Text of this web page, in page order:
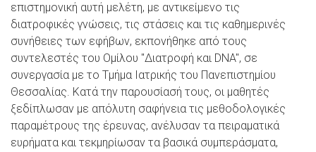
επιστημονική αυτή μελέτη, με αντικείμενο τις
διατροφικές γνώσεις, τις στάσεις και τις καθημερινές
συνήθειες των εφήβων, εκπονήθηκε από τους
συντελεστές του Ομίλου "Διατροφή και DNA", σε
συνεργασία με το Τμήμα Ιατρικής του Πανεπιστημίου
Θεσσαλίας. Κατά την παρουσίασή τους, οι μαθητές
ξεδίπλωσαν με απόλυτη σαφήνεια τις μεθοδολογικές
παραμέτρους της έρευνας, ανέλυσαν τα πειραματικά
ευρήματα και τεκμηρίωσαν τα βασικά συμπεράσματα,